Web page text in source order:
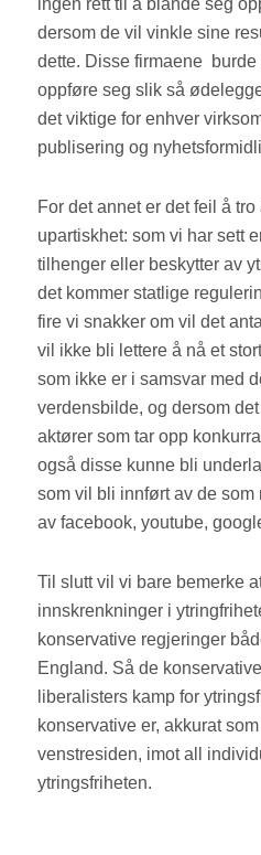
ingen rett til å blande seg
dersom de vil vinkle sine
dette. Disse firmaene
oppføre seg slik så
det viktige for enhver
publisering og
For det annet er det feil å
upartiskhet: som vi har sett
tilhenger eller beskytter av
det kommer statlige
fire vi snakker om vil det
vil ikke bli lettere å nå et
som ikke er i samsvar med
verdensbilde, og dersom
aktører som tar opp
også disse kunne bli
som vil bli innført av de
av facebook, youtube,
Til slutt vil vi bare bemerke
innskrenkninger i
konservative regjeringer
England. Så de
liberalisters kamp for
konservative er, akkurat
venstresiden, imot all
ytringsfriheten.